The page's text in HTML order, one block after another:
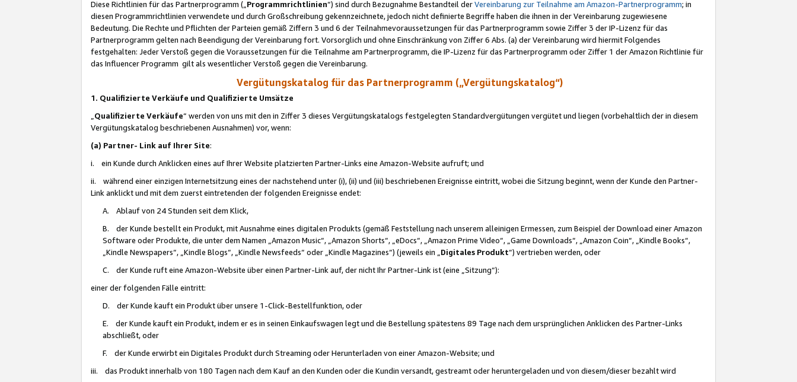
Diese Richtlinien für das Partnerprogramm („Programmrichtlinien“) sind durch Bezugnahme Bestandteil derVereinbarung zur Teilnahme am Amazon-Partnerprogramm; in
diesen Programmrichtlinien verwendete und durch Großschreibung gekennzeichnete, jedoch nicht definierte Begriffe haben die ihnen in der Vereinbarung zugewiesene
Bedeutung. Die Rechte und Pflichten der Parteien gemäß Ziffern 3 und 6 der Teilnahmevoraussetzungen für das Partnerprogramm sowie Ziffer 3 der IP-Lizenz für das
Partnerprogramm gelten nach Beendigung der Vereinbarung fort. Vorsorglich und ohne Einschränkung von Ziffer 6 Abs. (a) der Vereinbarung wird hiermit Folgendes
festgehalten: Jeder Verstoß gegen die Voraussetzungen für die Teilnahme am Partnerprogramm, die IP-Lizenz für das Partnerprogramm oder Ziffer 1 der Amazon Richtlinie für
das Influencer Programm gilt als wesentlicher Verstoß gegen die Vereinbarung.
Vergütungskatalog für das Partnerprogramm („Vergütungskatalog“)
1. Qualifizierte Verkäufe und Qualifizierte Umsätze
Qualifizierte Verkäufe“ werden von uns mit den in Ziffer 3 dieses Vergütungskatalogs festgelegten Standardvergütungen vergütet und liegen (vorbehaltlich der in diesem
Vergütungskatalog beschriebenen Ausnahmen) vor, wenn:
(a) Partner- Link auf Ihrer Site:
i. ein Kunde durch Anklicken eines auf Ihrer Website platzierten Partner-Links eine Amazon-Website aufruft; und
ii. während einer einzigen Internetsitzung eines der nachstehend unter (i), (ii) und (iii) beschriebenen Ereignisse eintritt, wobei die Sitzung beginnt, wenn der Kunde den Partner-
Link anklickt und mit dem zuerst eintretenden der folgenden Ereignisse endet:
A. Ablauf von 24 Stunden seit dem Klick,
B. der Kunde bestellt ein Produkt, mit Ausnahme eines digitalen Produkts (gemäß Feststellung nach unserem alleinigen Ermessen, zum Beispiel der Download einer Amazon
Software oder Produkte, die unter dem Namen „Amazon Music“, „Amazon Shorts“, „eDocs“, „Amazon Prime Video“, „Game Downloads“, „Amazon Coin“, „Kindle Books“,
„Kindle Newspapers“, „Kindle Blogs“, „Kindle Newsfeeds“ oder „Kindle Magazines“) (jeweils ein „ Digitales Produkt“) vertrieben werden, oder
C. der Kunde ruft eine Amazon-Website über einen Partner-Link auf, der nicht Ihr Partner-Link ist (eine „Sitzung“):
einer der folgenden Fälle eintritt:
D. der Kunde kauft ein Produkt über unsere 1-Click-Bestellfunktion, oder
E. der Kunde kauft ein Produkt, indem er es in seinen Einkaufswagen legt und die Bestellung spätestens 89 Tage nach dem ursprünglichen Anklicken des Partner-Links
abschließt, oder
F. der Kunde erwirbt ein Digitales Produkt durch Streaming oder Herunterladen von einer Amazon-Website; und
iii. das Produkt innerhalb von 180 Tagen nach dem Kauf an den Kunden oder die Kundin versandt, gestreamt oder heruntergeladen und von diesem/dieser bezahlt wird